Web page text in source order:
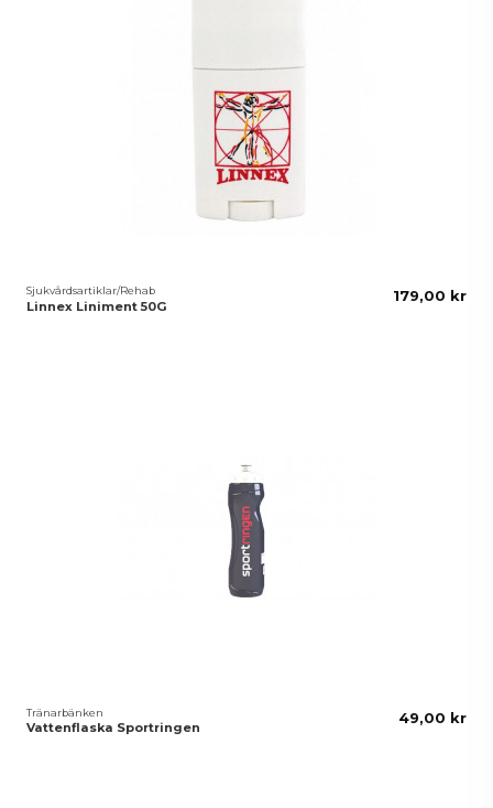
Sjukvårdsartiklar/Rehab
Linnex Liniment 50G
179,00 kr
Tränarbänken
Vattenflaska Sportringen
49,00 kr